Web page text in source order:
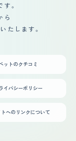
いなどもほとん
頃のトイレの
族にとても従順
す。 迎え入れ
。 今はある程
れまでにあった
。
ら
たします。
ットのクチコミ
イバシーポリシー
へのリンクについて